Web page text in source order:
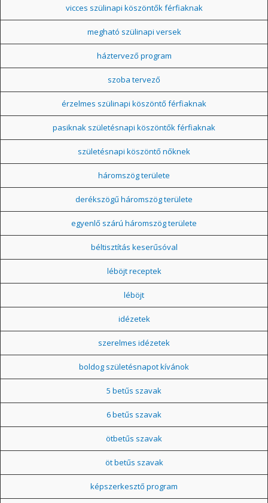
vicces szülinapi köszöntők férfiaknak
megható szülinapi versek
háztervező program
szoba tervező
érzelmes szülinapi köszöntő férfiaknak
pasiknak születésnapi köszöntők férfiaknak
születésnapi köszöntő nőknek
háromszög területe
derékszögű háromszög területe
egyenlő szárú háromszög területe
béltisztítás keserűsóval
léböjt receptek
léböjt
idézetek
szerelmes idézetek
boldog születésnapot kívánok
5 betűs szavak
6 betűs szavak
ötbetűs szavak
öt betűs szavak
képszerkesztő program